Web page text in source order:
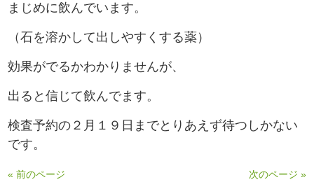
まじめに飲んでいます。
（石を溶かして出しやすくする薬）
効果がでるかわかりませんが、
出ると信じて飲んでます。
検査予約の２月１９日までとりあえず待つしかない
です。
« 前のページ 次のページ »